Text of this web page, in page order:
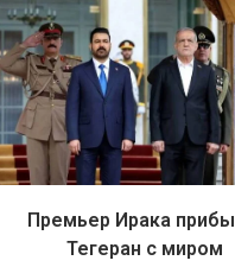
Премьер Ирака
Тегеран с миром